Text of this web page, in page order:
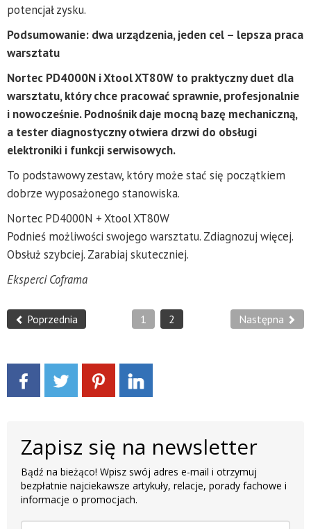
potencjał zysku.
Podsumowanie: dwa urządzenia, jeden cel – lepsza praca
warsztatu
Nortec PD4000N i Xtool XT80W to praktyczny duet dla
warsztatu, który chce pracować sprawnie, profesjonalnie
i nowocześnie. Podnośnik daje mocną bazę mechaniczną,
a tester diagnostyczny otwiera drzwi do obsługi
elektroniki i funkcji serwisowych.
To podstawowy zestaw, który może stać się początkiem
dobrze wyposażonego stanowiska.
Nortec PD4000N + Xtool XT80W
Podnieś możliwości swojego warsztatu. Zdiagnozuj więcej.
Obsłuż szybciej. Zarabiaj skuteczniej.
Eksperci Coframa
Poprzednia 1 2 Następna
Zapisz się na newsletter
Bądź na bieżąco! Wpisz swój adres e-mail i otrzymuj
bezpłatnie najciekawsze artykuły, relacje, porady fachowe i
informacje o promocjach.